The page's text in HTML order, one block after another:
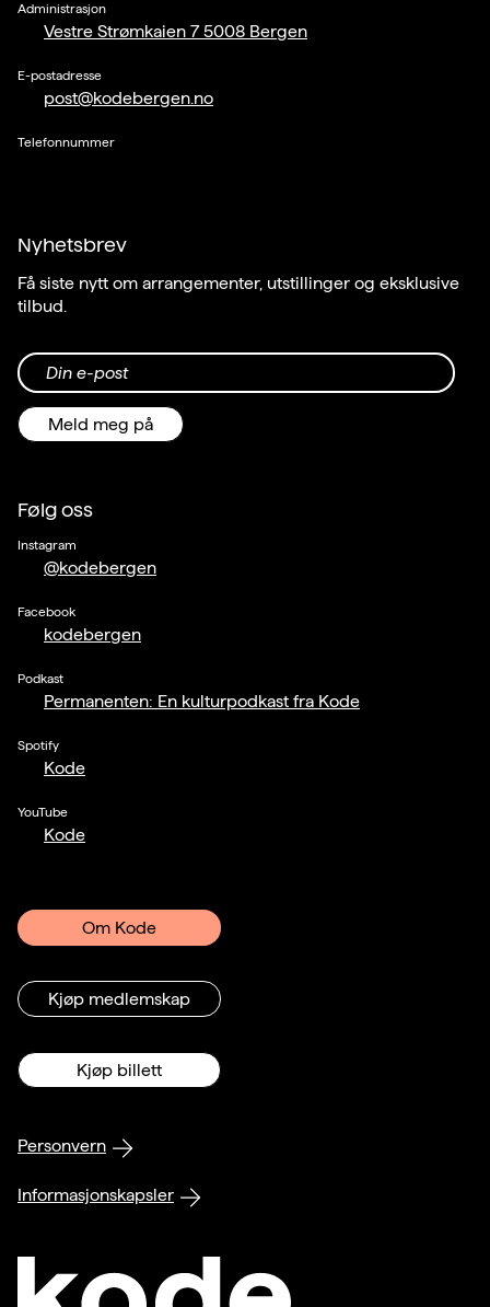
Administrasjon
Vestre Strømkaien 7 5008 Bergen
E-postadresse
post@kodebergen.no
Telefonnummer
Nyhetsbrev
Få siste nytt om arrangementer, utstillinger og eksklusive
tilbud.
Din e-post
Meld meg på
Følg oss
Instagram
@kodebergen
Facebook
kodebergen
Podkast
Permanenten: En kulturpodkast fra Kode
Spotify
Kode
YouTube
Kode
Om Kode
Kjøp medlemskap
Kjøp billett
Personvern
Informasjonskapsler